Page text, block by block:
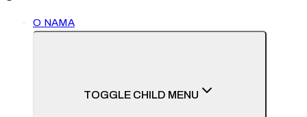
O NAMA
TOGGLE CHILD MENU